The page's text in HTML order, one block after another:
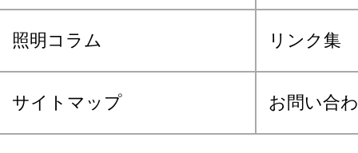
照明コラム リンク集
サイトマップ お問い合